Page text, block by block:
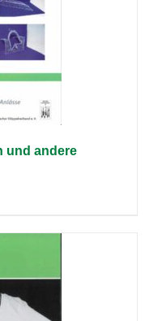
und andere